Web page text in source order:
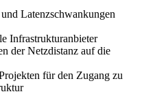
Latenzschwankungen
Infrastrukturanbieter
der Netzdistanz auf die
für den Zugang zu